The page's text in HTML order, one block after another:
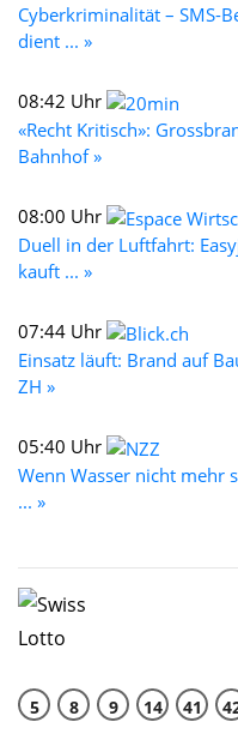
Cyberkriminalität – SMS-
dient ... »
08:42 Uhr
«Recht Kritisch»:
Bahnhof »
08:00 Uhr
Duell in der Luftfahrt:
kauft ... »
07:44 Uhr
Einsatz läuft: Brand auf
ZH »
05:40 Uhr
Wenn Wasser nicht mehr
... »
5 8 9 14 41